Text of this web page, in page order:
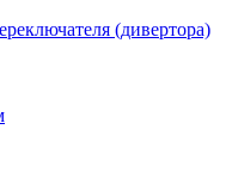
(дивертора)